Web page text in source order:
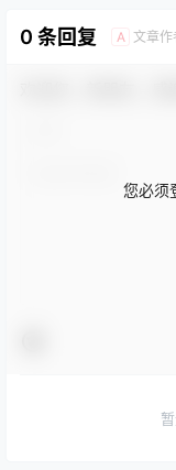
0 条回复 A 文章作
您必须